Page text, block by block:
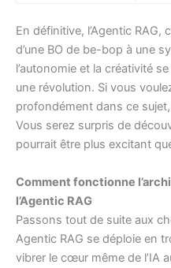
En définitive, l’Agentic RAG,
d’une BO de be-bop à une
l’autonomie et la créativité
une révolution. Si vous
profondément dans ce
Vous serez surpris de
pourrait être plus excitant
Comment fonctionne
l’Agentic RAG
Passons tout de suite aux
Agentic RAG se déploie en
vibrer le cœur même de l’IA